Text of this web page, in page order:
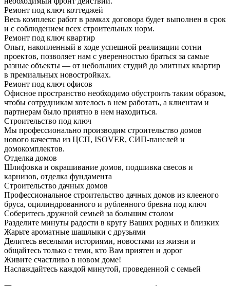
Ремонт под ключ коттеджей
Весь комплекс работ в рамках договора будет выполнен в срок
и с соблюдением всех строительных норм.
Ремонт под ключ квартир
Опыт, накопленный в ходе успешной реализации сотни
проектов, позволяет нам с уверенностью браться за самые
разные объекты — от небольших студий до элитных квартир
в премиальных новостройках.
Ремонт под ключ офисов
Офисное пространство необходимо обустроить таким образом,
чтобы сотрудникам хотелось в нем работать, а клиентам и
партнерам было приятно в нем находиться.
Строительство под ключ
Мы профессионально производим строительство домов
нового качества из ЦСП, ISOVER, СИП-панелей и
домокомплектов.
Отделка домов
Шлифовка и окрашивание домов, подшивка свесов и
карнизов, отделка фундамента
Строительство дачных домов
Профессиональное строительство дачных домов из клееного
бруса, оцилиндрованного и рубленного бревна под ключ
Соберитесь дружной семьей за большим столом
Разделите минуты радости в кругу Ваших родных и близких
Жарьте ароматные шашлыки с друзьями
Делитесь веселыми историями, новостями из жизни и
общайтесь только с теми, кто Вам приятен и дорог
Живите счастливо в новом доме!
Наслаждайтесь каждой минутой, проведенной с семьей